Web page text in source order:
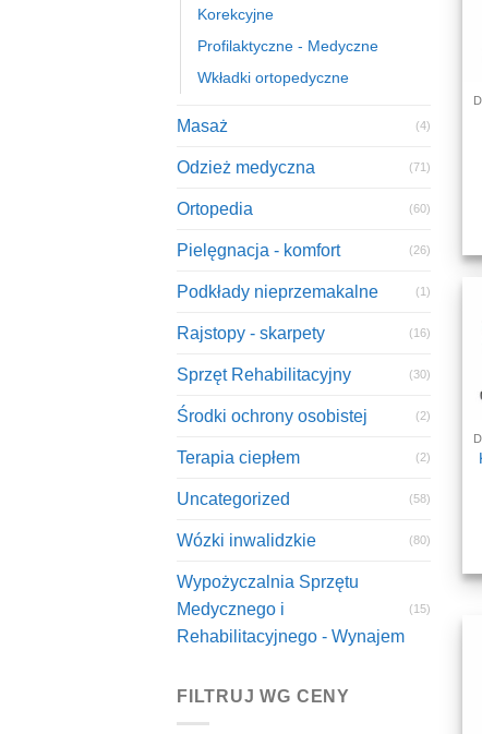
Korekcyjne
Profilaktyczne - Medyczne
Wkładki ortopedyczne
Masaż (4)
Odzież medyczna (71)
Ortopedia (60)
Pielęgnacja - komfort (26)
Podkłady nieprzemakalne (1)
Rajstopy - skarpety (16)
Sprzęt Rehabilitacyjny (30)
Środki ochrony osobistej (2)
Terapia ciepłem (2)
Uncategorized (58)
Wózki inwalidzkie (80)
Wypożyczalnia Sprzętu
Medycznego i
Rehabilitacyjnego - Wynajem
(15)
FILTRUJ WG CENY